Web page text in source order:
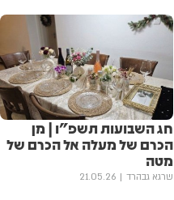
חג השבועות תשפ"ו | מן
הכרם של מעלה אל הכרם של
מטה
שרגא גבהרד 21.05.26